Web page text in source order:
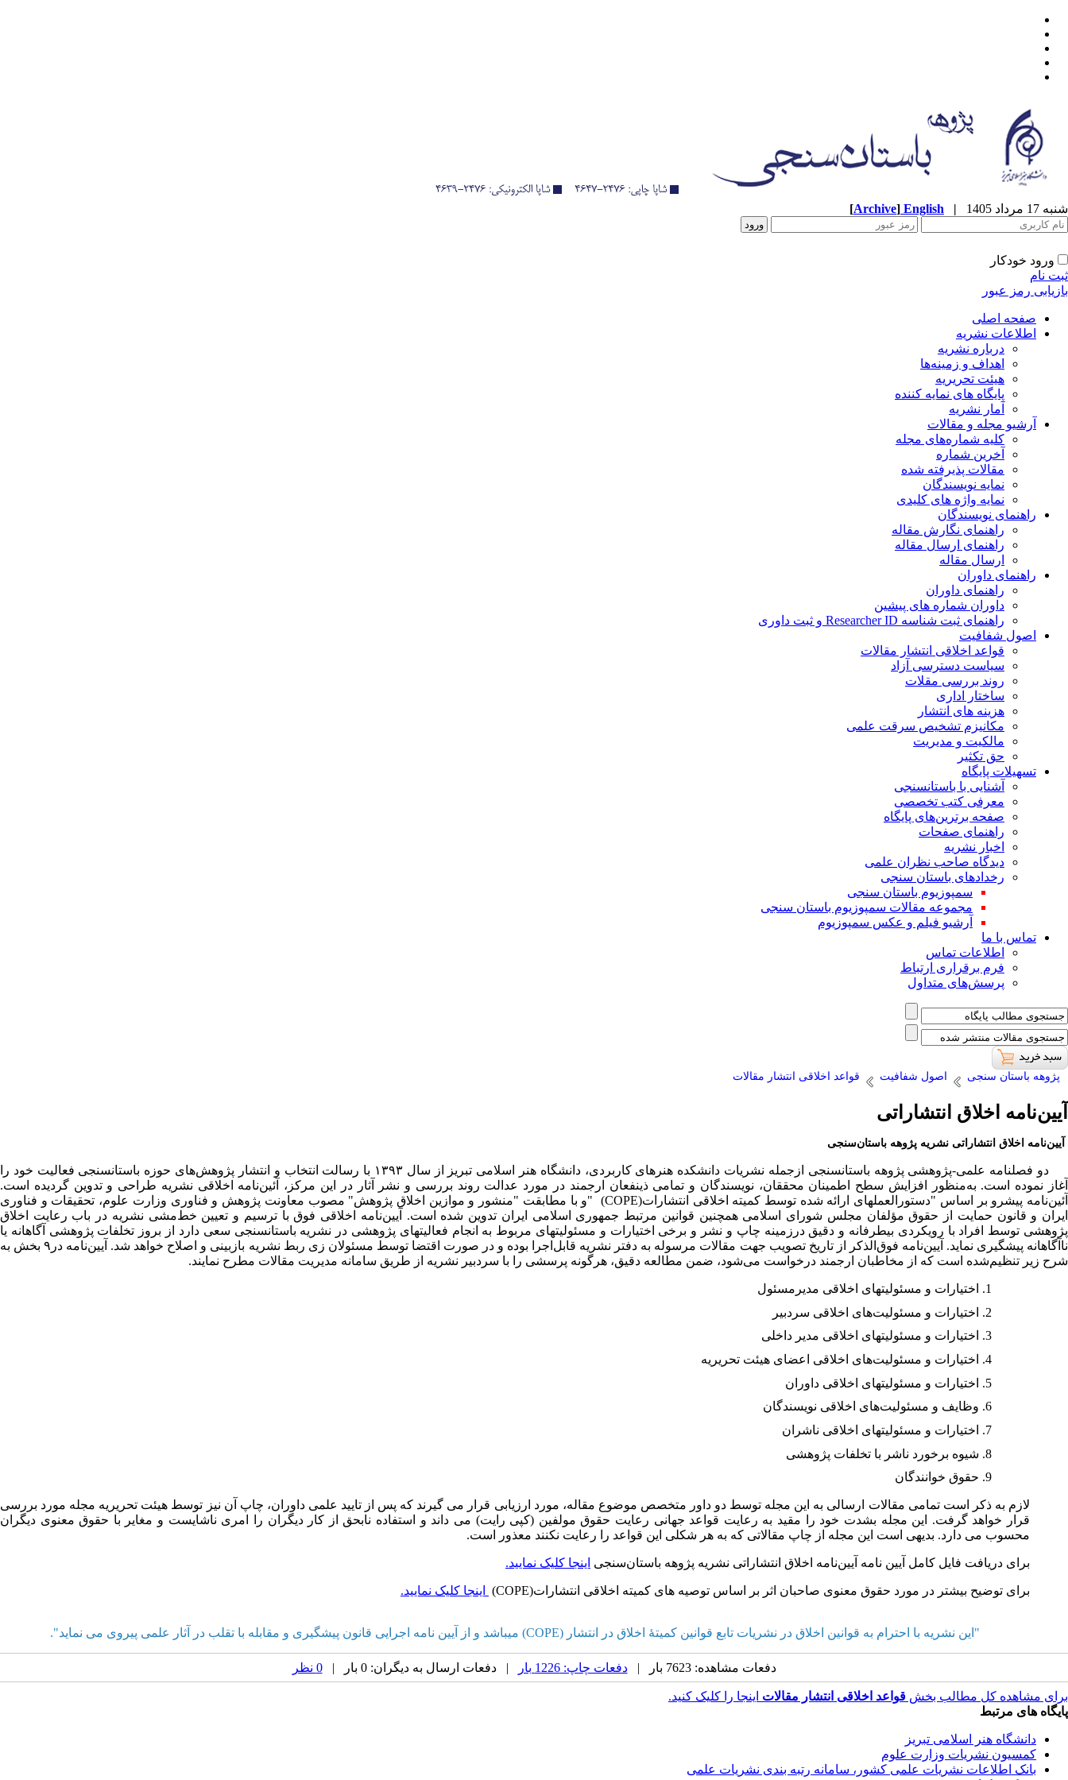
شنبه 17 مرداد 1405 |
English
[Archive]
ورود خودکار
ثبت نام
بازیابی رمز عبور
صفحه اصلی
اطلاعات نشریه
درباره نشریه
اهداف و زمینه‌ها
هیئت تحریریه
پایگاه های نمایه کننده
آمار نشریه
آرشیو مجله و مقالات
کلیه شماره‌های مجله
آخرین شماره
مقالات پذیرفته شده
نمایه نویسندگان
نمایه واژه های کلیدی
راهنمای نویسندگان
راهنمای نگارش مقاله
راهنمای ارسال مقاله
ارسال مقاله
راهنمای داوران
راهنمای داوران
داوران شماره های پیشین
راهنمای ثبت شناسه Researcher ID و ثبت داوری
اصول شفافیت
قواعد اخلاقی انتشار مقالات
سیاست دسترسی آزاد
روند بررسی مقلات
ساختار اداری
هزینه های انتشار
ﻣﮑﺎﻧﯿﺰم ﺗﺸﺨﯿﺺ ﺳﺮﻗﺖ ﻋﻠﻤﯽ
مالکیت و مدیریت
حق تکثیر
تسهیلات پایگاه
آشنایی با باستانسنجی
معرفی کتب تخصصی
صفحه برترین‌های پایگاه
راهنمای صفحات
اخبار نشریه
دیدگاه صاحب نظران علمی
رخدادهای باستان سنجی
سمپوزیوم باستان سنجی
مجموعه مقالات سمپوزیوم باستان سنجی
آرشیو فیلم و عکس سمپوزیوم
تماس با ما
اطلاعات تماس
فرم برقراری ارتباط
پرسش‌های متداول
پژوهه باستان سنجی اصول شفافیت قواعد اخلاقی انتشار مقالات
آیین‌نامه اخلاق انتشاراتی
آیین‌نامه اخلاق انتشاراتی نشریه پژوهه باستان‌سنجی
دو فصلنامه علمی-پژوهشی پژوهه باستان­سنجی ازجمله نشریات دانشکده هنرهای کاربردی، دانشگاه هنر اسلامی تبریز از سال ۱۳۹۳ با رسالت انتخاب و انتشار پژوهش‌های حوزه باستان­سنجی فعالیت خود را
آغاز نموده است. به‌منظور افزایش سطح اطمینان محققان، نویسندگان و تمامی ذینفعان ارجمند در مورد عدالت روند بررسی و نشر آثار در این مرکز،
آئین‌نامه
اخلاقی نشریه طراحی و تدوین گردیده است.
آئین‌نامه پیشرو بر اساس "دستورالعمل­های ارائه شده توسط کمیته اخلاقی انتشارات(COPE) "و با مطابقت "منشور و موازین اخلاق پژوهش" مصوب معاونت پژوهش و فناوری وزارت علوم، تحقیقات و فناوری
ایران و قانون حمایت از حقوق مؤلفان مجلس شورای اسلامی همچنین قوانین مرتبط جمهوری اسلامی ایران تدوین شده است.
آیین‌نامه اخلاقی فوق با ترسیم و تعیین خط‌مشی‌ نشریه‌ در باب رعایت اخلاق
پژوهشی توسط افراد با رویکردی بی­طرفانه و دقیق درزمینه چاپ و نشر و برخی اختیارات و مسئولیت­های مربوط به انجام فعالیت­های پژوهشی در نشریه باستان­سنجی سعی دارد از بروز تخلفات پژوهشی آگاهانه یا
ناآگاهانه پیشگیری نماید. آیین‌نامه فوق‌الذکر از تاریخ تصویب جهت مقالات مرسوله به دفتر نشریه­ قابل‌اجرا بوده و در صورت اقتضا توسط مسئولان زی ربط نشریه­ بازبینی و اصلاح خواهد شد.
آیین‌نامه در۹ بخش به
شرح زیر تنظیم‌شده است که از مخاطبان ارجمند درخواست می‌شود، ضمن مطالعه دقیق، هرگونه پرسشی را با سردبیر نشریه از طریق سامانه مدیریت مقالات مطرح نمایند.
اختیارات و مسئولیت­های اخلاقی مدیرمسئول‌
اختیارات و مسئولیت‌های اخلاقی سردبیر
اختیارات و مسئولیت­های اخلاقی مدیر داخلی
اختیارات و مسئولیت‌های اخلاقی ‌اعضای‌ هیئت‌ تحریریه
اختیارات و مسئولیت­های اخلاقی داوران
وظایف و مسئولیت‌های اخلاقی ‌نویسندگان
اختیارات و مسئولیت­های اخلاقی ‌ناشران
شیوه برخورد ناشر با تخلفات پژوهشی
حقوق خوانندگان
لازم به ذکر است تمامی مقالات ارسالی به این مجله توسط دو داور متخصص موضوع مقاله، مورد ارزیابی قرار می گیرند که پس از تایید علمی داوران، چاپ آن نیز توسط هیئت تحریریه مجله مورد بررسی
قرار خواهد گرفت. این مجله بشدت خود را مقید به رعایت قواعد جهانی رعایت حقوق مولفین (کپی رایت) می داند و استفاده نابحق از کار دیگران را امری ناشایست و مغایر با حقوق معنوی دیگران
محسوب می دارد. بدیهی است این مجله از چاپ مقالاتی که به هر شکلی این قواعد را رعایت نکنند معذور است.
برای دریافت فایل کامل آیین نامه آیین‌نامه اخلاق انتشاراتی نشریه پژوهه باستان‌سنجی اینجا کلیک نمایید.
برای توضیح بیشتر در مورد حقوق معنوی صاحبان اثر بر اساس توصیه­ های کمیته اخلاقی انتشارات(COPE) اینجا کلیک نمایید.
"این نشریه با احترام به قوانین اخلاق در نشریات تابع قوانین کمیتۀ اخلاق در انتشار (COPE) میباشد و از آیین نامه اجرایی قانون پیشگیری و مقابله با تقلب در آثار علمی پیروی می نماید".
دفعات مشاهده: 7623 بار | دفعات چاپ: 1226 بار | دفعات ارسال به دیگران: 0 بار | 0 نظر
برای مشاهده کل مطالب بخش قواعد اخلاقی انتشار مقالات اینجا را کلیک کنید.
پایگاه های مرتبط
دانشگاه هنر اسلامی تبریز
کمسیون نشریات وزارت علوم
بانک اطلاعات نشریات علمی کشور، سامانه رتبه بندی نشریات علمی